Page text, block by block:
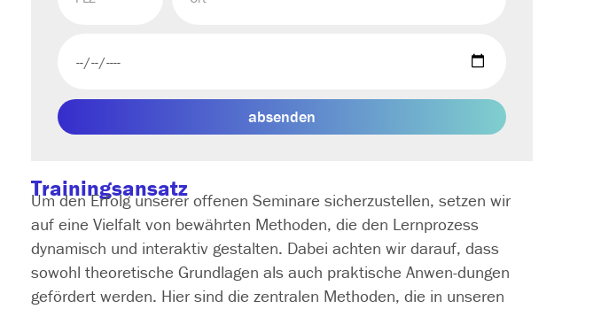
absenden
Trainingsansatz
Um den Erfolg unserer offenen Seminare sicherzustellen, setzen wir
auf eine Vielfalt von bewährten Methoden, die den Lernprozess
dynamisch und interaktiv gestalten. Dabei achten wir darauf, dass
sowohl theoretische Grundlagen als auch praktische Anwen­-dungen
gefördert werden. Hier sind die zentralen Methoden, die in unseren